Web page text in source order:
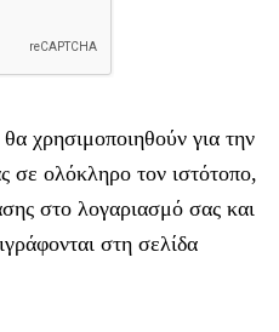
χρησιμοποιηθούν για την
σε ολόκληρο τον ιστότοπο,
στο λογαριασμό σας και
στη σελίδα